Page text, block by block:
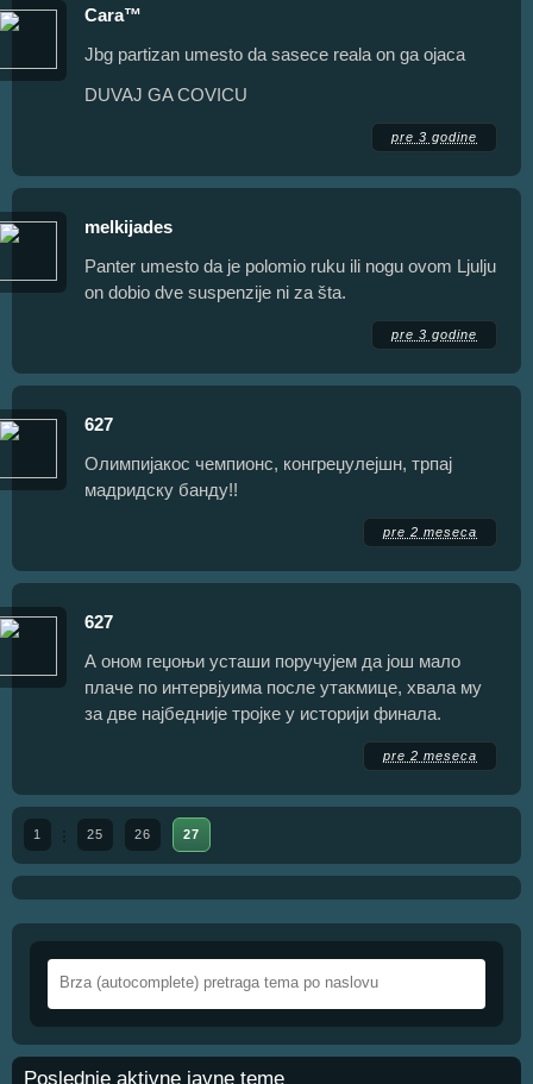
Cara™
Jbg partizan umesto da sasece reala on ga ojaca
DUVAJ GA COVICU
pre 3 godine
melkijades
Panter umesto da je polomio ruku ili nogu ovom Ljulju
on dobio dve suspenzije ni za šta.
pre 3 godine
627
Олимпијакос чемпионс, конгреџулејшн, трпај
мадридску банду!!
pre 2 meseca
627
А оном геџоњи усташи поручујем да још мало
плаче по интервјуима после утакмице, хвала му
за две најбедније тројке у историји финала.
pre 2 meseca
1 25 26 27
Poslednje aktivne javne teme